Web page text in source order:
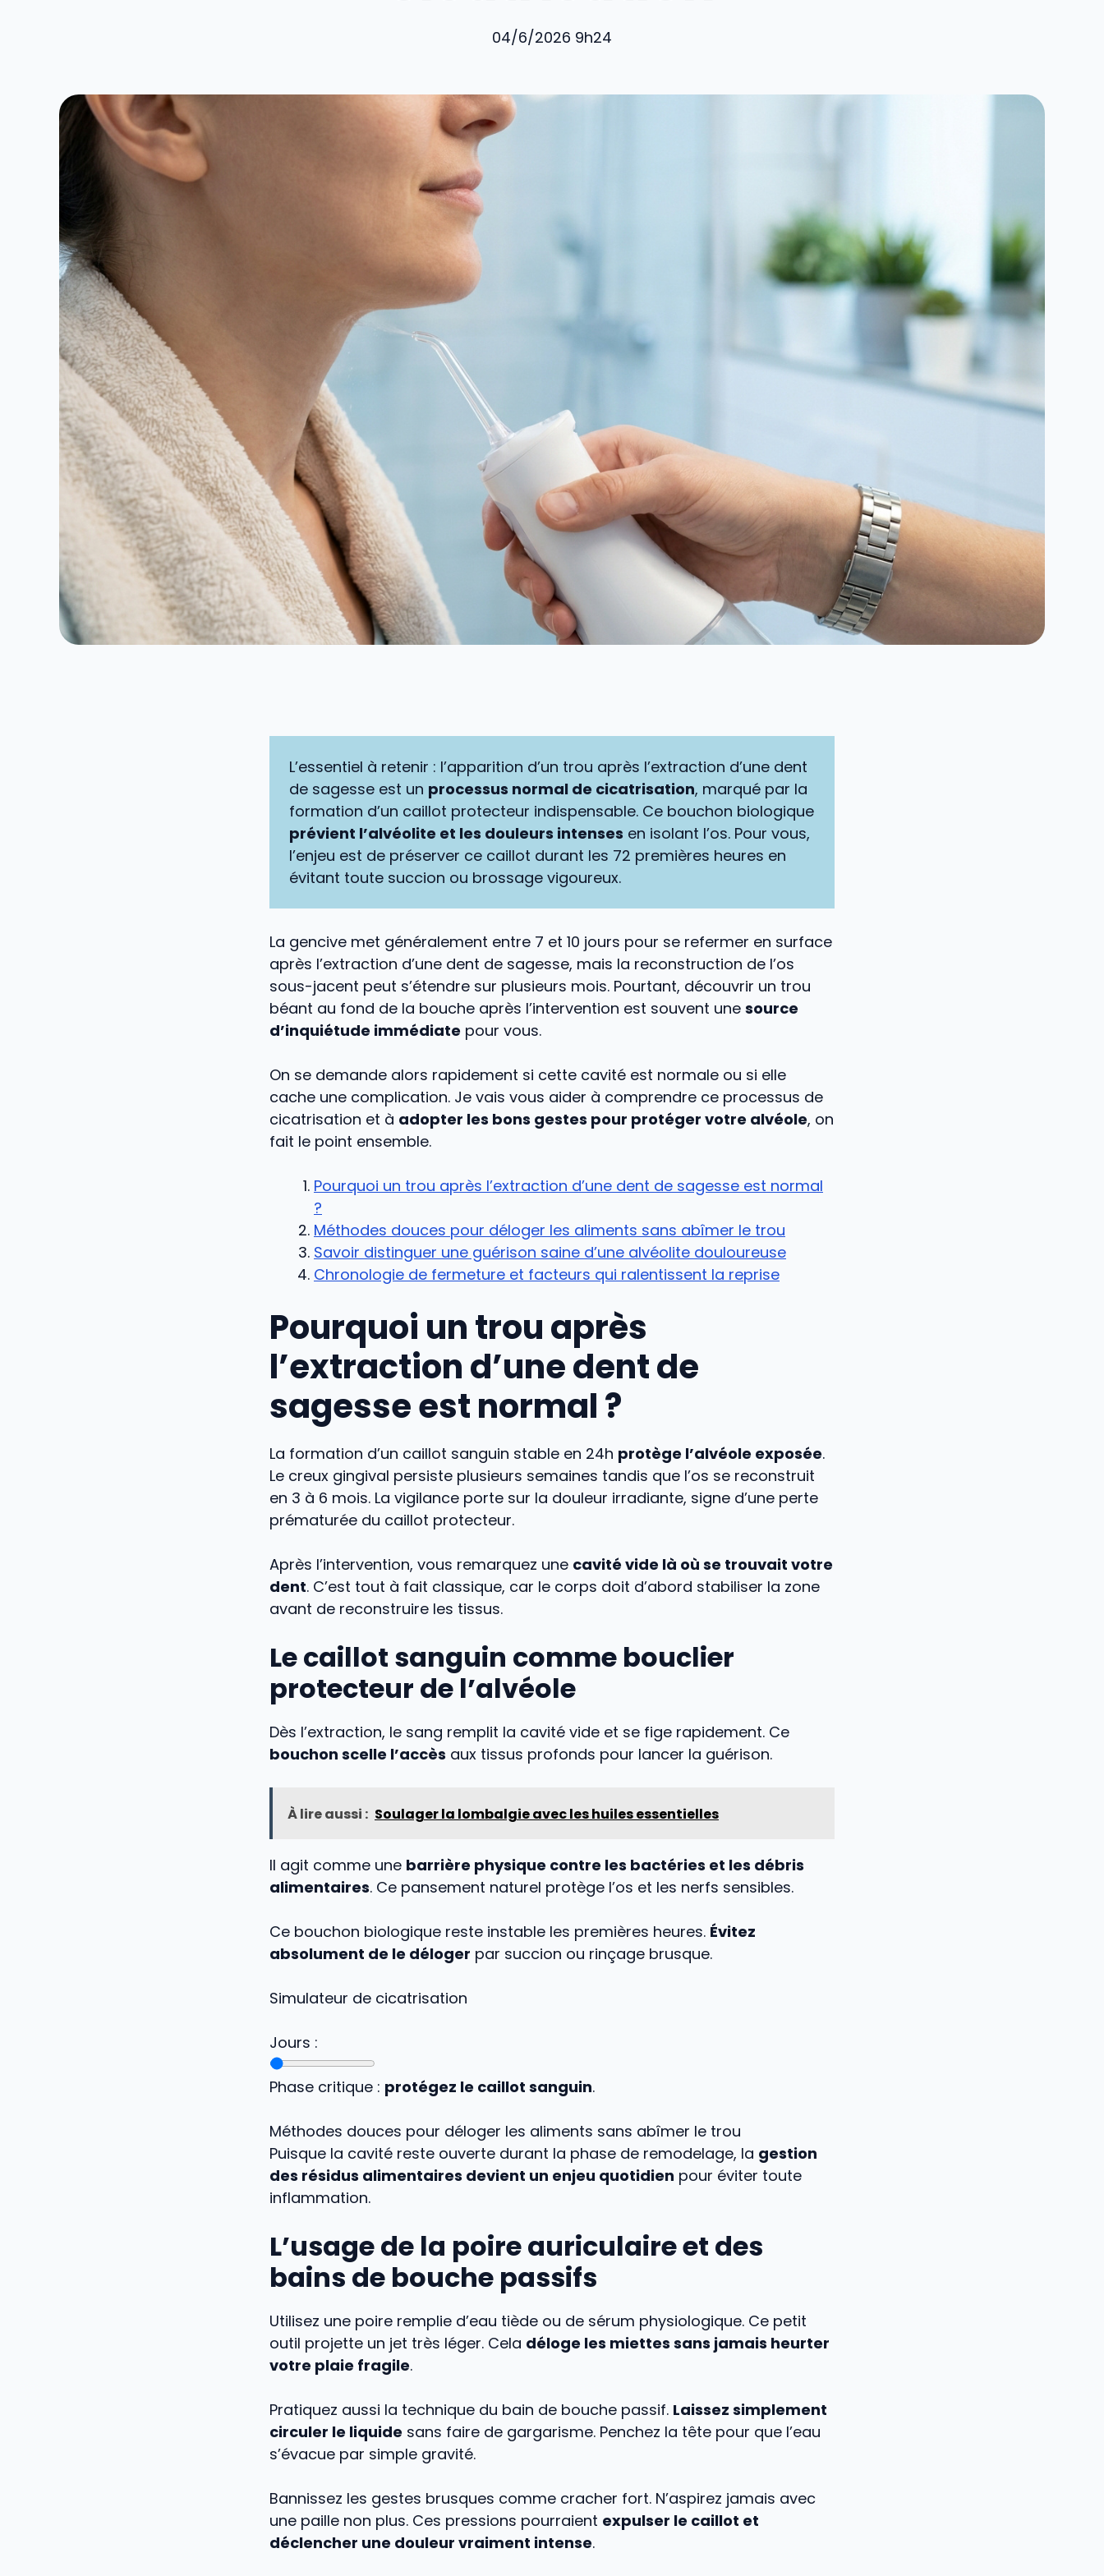
04/6/2026 9h24
L’essentiel à retenir : l’apparition d’un trou après l’extraction d’une dent
de sagesse est un processus normal de cicatrisation, marqué par la
formation d’un caillot protecteur indispensable. Ce bouchon biologique
prévient l’alvéolite et les douleurs intenses en isolant l’os. Pour vous,
l’enjeu est de préserver ce caillot durant les 72 premières heures en
évitant toute succion ou brossage vigoureux.
La gencive met généralement entre 7 et 10 jours pour se refermer en surface
après l’extraction d’une dent de sagesse, mais la reconstruction de l’os
sous-jacent peut s’étendre sur plusieurs mois. Pourtant, découvrir un trou
béant au fond de la bouche après l’intervention est souvent une source
d’inquiétude immédiate pour vous.
On se demande alors rapidement si cette cavité est normale ou si elle
cache une complication. Je vais vous aider à comprendre ce processus de
cicatrisation et à adopter les bons gestes pour protéger votre alvéole, on
fait le point ensemble.
Pourquoi un trou après l’extraction d’une dent de sagesse est normal
?
Méthodes douces pour déloger les aliments sans abîmer le trou
Savoir distinguer une guérison saine d’une alvéolite douloureuse
Chronologie de fermeture et facteurs qui ralentissent la reprise
Pourquoi un trou après
l’extraction d’une dent de
sagesse est normal ?
La formation d’un caillot sanguin stable en 24h protège l’alvéole exposée.
Le creux gingival persiste plusieurs semaines tandis que l’os se reconstruit
en 3 à 6 mois. La vigilance porte sur la douleur irradiante, signe d’une perte
prématurée du caillot protecteur.
Après l’intervention, vous remarquez une cavité vide là où se trouvait votre
dent. C’est tout à fait classique, car le corps doit d’abord stabiliser la zone
avant de reconstruire les tissus.
Le caillot sanguin comme bouclier
protecteur de l’alvéole
Dès l’extraction, le sang remplit la cavité vide et se fige rapidement. Ce
bouchon scelle l’accès aux tissus profonds pour lancer la guérison.
À lire aussi : Soulager la lombalgie avec les huiles essentielles
Il agit comme une barrière physique contre les bactéries et les débris
alimentaires. Ce pansement naturel protège l’os et les nerfs sensibles.
Ce bouchon biologique reste instable les premières heures. Évitez
absolument de le déloger par succion ou rinçage brusque.
Simulateur de cicatrisation
Jours :
Phase critique : protégez le caillot sanguin.
Méthodes douces pour déloger les aliments sans abîmer le trou
Puisque la cavité reste ouverte durant la phase de remodelage, la gestion
des résidus alimentaires devient un enjeu quotidien pour éviter toute
inflammation.
L’usage de la poire auriculaire et des
bains de bouche passifs
Utilisez une poire remplie d’eau tiède ou de sérum physiologique. Ce petit
outil projette un jet très léger. Cela déloge les miettes sans jamais heurter
votre plaie fragile.
Pratiquez aussi la technique du bain de bouche passif. Laissez simplement
circuler le liquide sans faire de gargarisme. Penchez la tête pour que l’eau
s’évacue par simple gravité.
Bannissez les gestes brusques comme cracher fort. N’aspirez jamais avec
une paille non plus. Ces pressions pourraient expulser le caillot et
déclencher une douleur vraiment intense.